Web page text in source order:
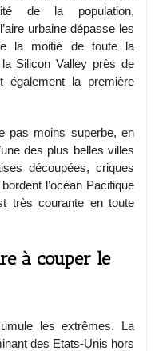
de la population,
urbaine dépasse les
la moitié de toute la
Silicon Valley près de
également la première
pas moins superbe, en
des plus belles villes
découpées, criques
l’océan Pacifique
très courante en toute
à couper le
les extrêmes. La
des Etats-Unis hors